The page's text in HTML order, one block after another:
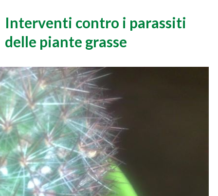
Interventi contro i parassiti
delle piante grasse